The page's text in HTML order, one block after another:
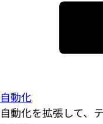
自動化
自動化を拡張して、